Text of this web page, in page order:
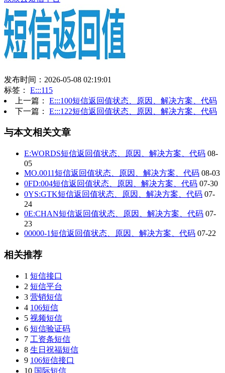
发布时间：2026-05-08 02:19:01
标签： E:::115
上一篇： E:::100短信返回值状态、原因、解决方案、代码
下一篇： E:::122短信返回值状态、原因、解决方案、代码
与本文相关文章
E:WORDS短信返回值状态、原因、解决方案、代码 08-
05
MO.0011短信返回值状态、原因、解决方案、代码 08-03
0FD:004短信返回值状态、原因、解决方案、代码 07-30
0YS:GTK短信返回值状态、原因、解决方案、代码 07-
24
0E:CHAN短信返回值状态、原因、解决方案、代码 07-
23
00000-1短信返回值状态、原因、解决方案、代码 07-22
相关推荐
1 短信接口
2 短信平台
3 营销短信
4 106短信
5 视频短信
6 短信验证码
7 工资条短信
8 生日祝福短信
9 106短信接口
10 国际短信